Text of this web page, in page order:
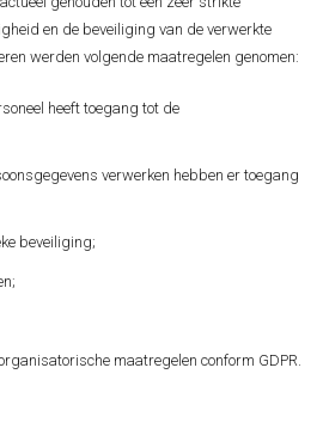
en de beveiliging van de verwerkte
werden volgende maatregelen genomen:
heeft toegang tot de
verwerken hebben er toegang
beveiliging;
maatregelen conform GDPR.